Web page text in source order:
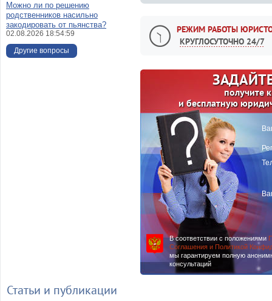
РЕЖИМ РАБОТЫ
КРУГЛОСУТОЧНО 24/7
получите
и бесплатную
В соответствии с положениями
Соглашения и Политикой
мы гарантируем полную
консультаций
Можно ли по решению
родственников насильно
закодировать от пьянства?
02.08.2026 18:54:59
Другие вопросы
Статьи и публикации